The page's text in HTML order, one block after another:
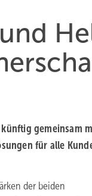
gemein­sam
für alle
der beiden